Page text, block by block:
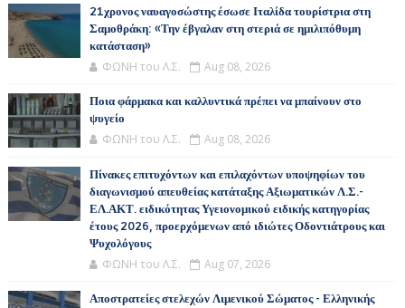
21χρονος ναυαγοσώστης έσωσε Ιταλίδα τουρίστρια στη
Σαμοθράκη: «Την έβγαλαν στη στεριά σε ημιλιπόθυμη
κατάσταση»
ΦΩΝΗ του Λ.Σ. Aug 08, 2026
Ποια φάρμακα και καλλυντικά πρέπει να μπαίνουν στο
ψυγείο
ΦΩΝΗ του Λ.Σ. Aug 08, 2026
Πίνακες επιτυχόντων και επιλαχόντων υποψηφίων του
διαγωνισμού απευθείας κατάταξης Αξιωματικών Λ.Σ.-
ΕΛ.ΑΚΤ. ειδικότητας Υγειονομικού ειδικής κατηγορίας
έτους 2026, προερχόμενων από ιδιώτες Οδοντιάτρους και
Ψυχολόγους
ΦΩΝΗ του Λ.Σ. Aug 07, 2026
Αποστρατείες στελεχών Λιμενικού Σώματος - Ελληνικής